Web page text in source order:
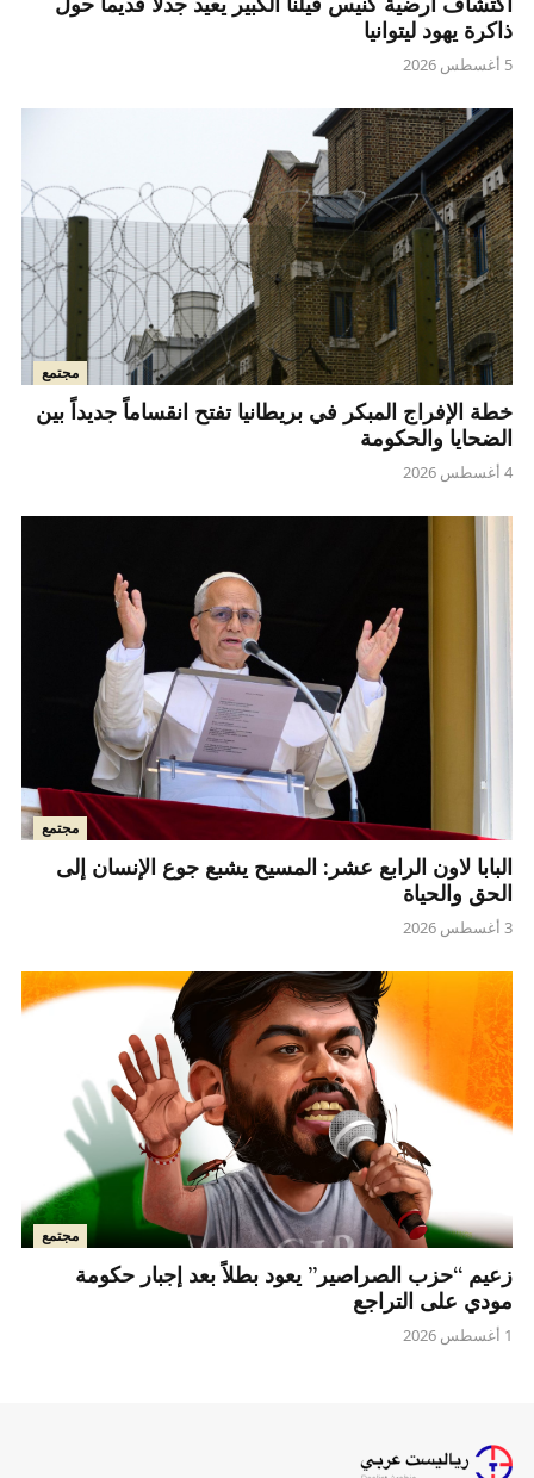
ذاكرة يهود ليتوانيا
5 أغسطس 2026
مجتمع
خطة الإفراج المبكر في بريطانيا تفتح انقساماً جديداً بين
الضحايا والحكومة
4 أغسطس 2026
مجتمع
البابا لاون الرابع عشر: المسيح يشبع جوع الإنسان إلى
الحق والحياة
3 أغسطس 2026
مجتمع
زعيم “حزب الصراصير” يعود بطلاً بعد إجبار حكومة
مودي على التراجع
1 أغسطس 2026